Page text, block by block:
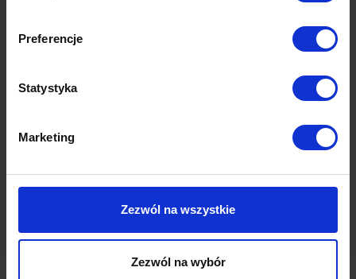
Preferencje
Statystyka
Marketing
Zezwól na wszystkie
Zezwól na wybór